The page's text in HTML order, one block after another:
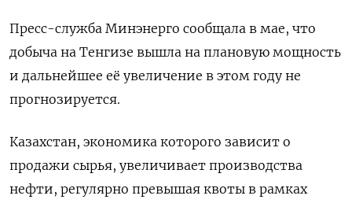
Пресс-служба Минэнерго сообщала в мае, что
добыча на Тенгизе вышла на плановую мощность
и дальнейшее её увеличение в этом году не
прогнозируется.
Казахстан, экономика которого зависит о
продажи сырья, увеличивает производства
нефти, регулярно превышая квоты в рамках